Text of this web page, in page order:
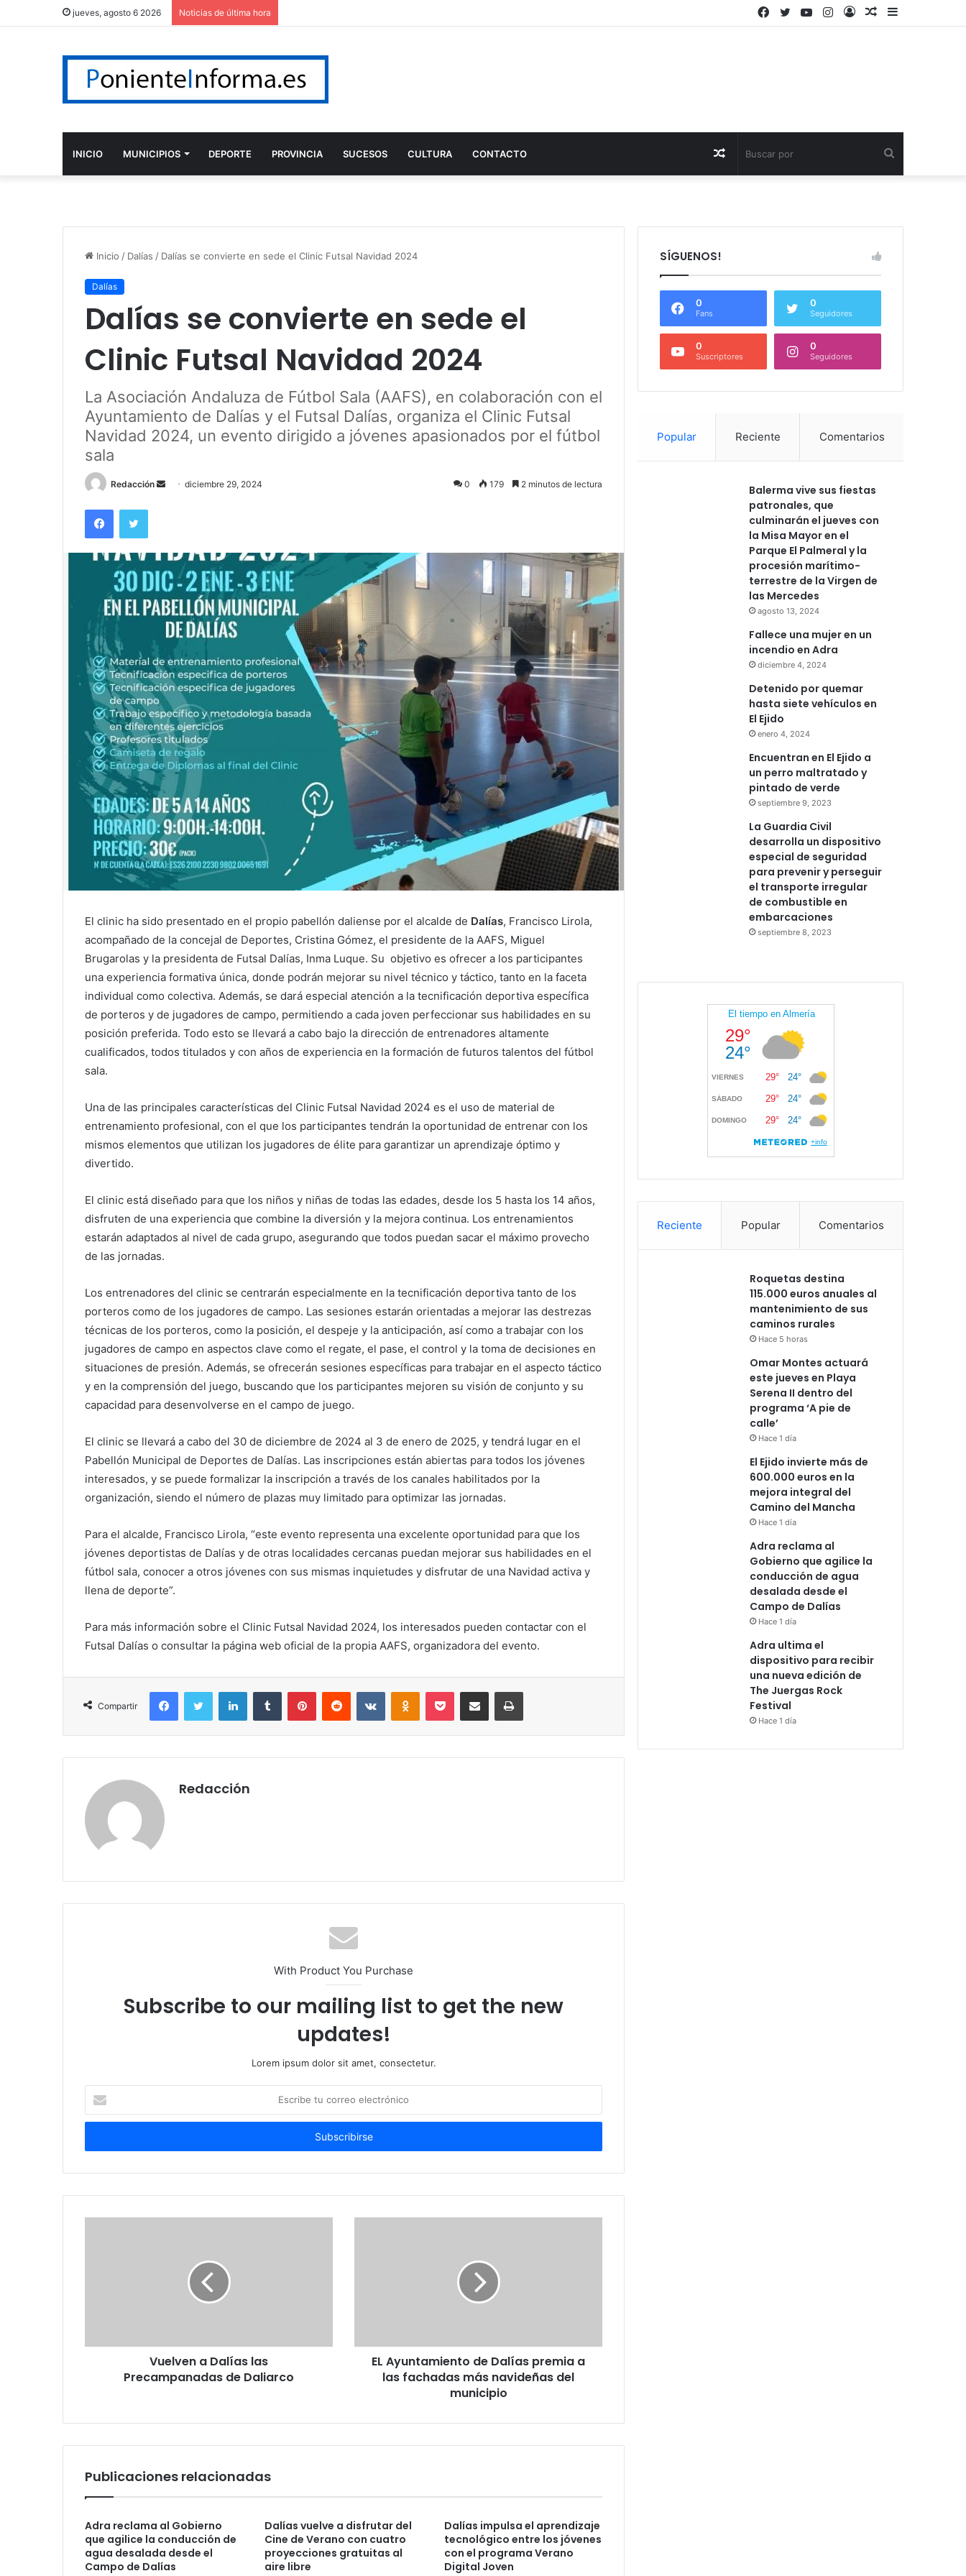
jueves, agosto 6 2026 Noticias de última hora
Barra
Publicación
Acceso
Instagram
YouTube
Twitter
Facebook
INICIO MUNICIPIOS DEPORTE PROVINCIA SUCESOS CULTURA CONTACTO Publicación
Inicio / Dalías / Dalías se convierte en sede el Clinic Futsal Navidad 2024
Dalías
Dalías se convierte en sede el
Clinic Futsal Navidad 2024
La Asociación Andaluza de Fútbol Sala (AAFS), en colaboración con el
Ayuntamiento de Dalías y el Futsal Dalías, organiza el Clinic Futsal
Navidad 2024, un evento dirigido a jóvenes apasionados por el fútbol
sala
Redacción
Senddiciembre 29, 2024 0 179 2 minutos de lectura
FacebookTwitter
El clinic ha sido presentado en el propio pabellón daliense por el alcalde de Dalías, Francisco Lirola,
acompañado de la concejal de Deportes, Cristina Gómez, el presidente de la AAFS, Miguel
Brugarolas y la presidenta de Futsal Dalías, Inma Luque. Su objetivo es ofrecer a los participantes
una experiencia formativa única, donde podrán mejorar su nivel técnico y táctico, tanto en la faceta
individual como colectiva. Además, se dará especial atención a la tecnificación deportiva específica
de porteros y de jugadores de campo, permitiendo a cada joven perfeccionar sus habilidades en su
posición preferida. Todo esto se llevará a cabo bajo la dirección de entrenadores altamente
cualificados, todos titulados y con años de experiencia en la formación de futuros talentos del fútbol
sala.
Una de las principales características del Clinic Futsal Navidad 2024 es el uso de material de
entrenamiento profesional, con el que los participantes tendrán la oportunidad de entrenar con los
mismos elementos que utilizan los jugadores de élite para garantizar un aprendizaje óptimo y
divertido.
El clinic está diseñado para que los niños y niñas de todas las edades, desde los 5 hasta los 14 años,
disfruten de una experiencia que combine la diversión y la mejora continua. Los entrenamientos
estarán adaptados al nivel de cada grupo, asegurando que todos puedan sacar el máximo provecho
de las jornadas.
Los entrenadores del clinic se centrarán especialmente en la tecnificación deportiva tanto de los
porteros como de los jugadores de campo. Las sesiones estarán orientadas a mejorar las destrezas
técnicas de los porteros, como la posición, el despeje y la anticipación, así como a trabajar con los
jugadores de campo en aspectos clave como el regate, el pase, el control y la toma de decisiones en
situaciones de presión. Además, se ofrecerán sesiones específicas para trabajar en el aspecto táctico
y en la comprensión del juego, buscando que los participantes mejoren su visión de conjunto y su
capacidad para desenvolverse en el campo de juego.
El clinic se llevará a cabo del 30 de diciembre de 2024 al 3 de enero de 2025, y tendrá lugar en el
Pabellón Municipal de Deportes de Dalías. Las inscripciones están abiertas para todos los jóvenes
interesados, y se puede formalizar la inscripción a través de los canales habilitados por la
organización, siendo el número de plazas muy limitado para optimizar las jornadas.
Para el alcalde, Francisco Lirola, “este evento representa una excelente oportunidad para que los
jóvenes deportistas de Dalías y de otras localidades cercanas puedan mejorar sus habilidades en el
fútbol sala, conocer a otros jóvenes con sus mismas inquietudes y disfrutar de una Navidad activa y
llena de deporte”.
Para más información sobre el Clinic Futsal Navidad 2024, los interesados pueden contactar con el
Futsal Dalías o consultar la página web oficial de la propia AAFS, organizadora del evento.
Compartir
FacebookTwitter LinkedInTumblr PinterestReddit VKontakteOdnoklassniki
Pocket Compartir por correo electrónicoImprimir
Redacción
With Product You Purchase
Subscribe to our mailing list to get the new
updates!
Lorem ipsum dolor sit amet, consectetur.
correo
Vuelven a Dalías las
Precampanadas de Daliarco
EL Ayuntamiento de Dalías premia a
las fachadas más navideñas del
municipio
Publicaciones relacionadas
Adra reclama al Gobierno
que agilice la conducción de
agua desalada desde el
Campo de Dalías
Dalías vuelve a disfrutar del
Cine de Verano con cuatro
proyecciones gratuitas al
aire libre
Dalías impulsa el aprendizaje
tecnológico entre los jóvenes
con el programa Verano
Digital Joven
SÍGUENOS!
0
Fans
0
Seguidores
0
Suscriptores
0
Seguidores
Popular Reciente Comentarios
Balerma vive sus fiestas
patronales, que
culminarán el jueves con
la Misa Mayor en el
Parque El Palmeral y la
procesión marítimo-
terrestre de la Virgen de
las Mercedes
agosto 13, 2024
Fallece una mujer en un
incendio en Adra
diciembre 4, 2024
Detenido por quemar
hasta siete vehículos en
El Ejido
enero 4, 2024
Encuentran en El Ejido a
un perro maltratado y
pintado de verde
septiembre 9, 2023
La Guardia Civil
desarrolla un dispositivo
especial de seguridad
para prevenir y perseguir
el transporte irregular
de combustible en
embarcaciones
septiembre 8, 2023
Reciente Popular Comentarios
Roquetas destina
115.000 euros anuales al
mantenimiento de sus
caminos rurales
Hace 5 horas
Omar Montes actuará
este jueves en Playa
Serena II dentro del
programa ‘A pie de
calle’
Hace 1 día
El Ejido invierte más de
600.000 euros en la
mejora integral del
Camino del Mancha
Hace 1 día
Adra reclama al
Gobierno que agilice la
conducción de agua
desalada desde el
Campo de Dalías
Hace 1 día
Adra ultima el
dispositivo para recibir
una nueva edición de
The Juergas Rock
Festival
Hace 1 día